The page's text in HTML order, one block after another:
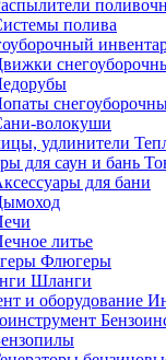
полива
волокуши
для бани
литье
Флюгеры
Шланги